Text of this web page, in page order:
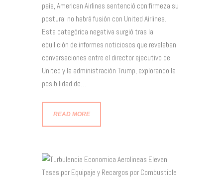
país, American Airlines sentenció con firmeza su
postura: no habrá fusión con United Airlines.
Esta categórica negativa surgió tras la
ebullición de informes noticiosos que revelaban
conversaciones entre el director ejecutivo de
United y la administración Trump, explorando la
posibilidad de…
READ MORE